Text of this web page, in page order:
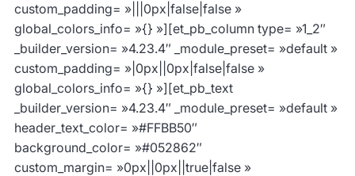
custom_padding= »|||0px|false|false »
global_colors_info= »{} »][et_pb_column type= »1_2″
_builder_version= »4.23.4″ _module_preset= »default »
custom_padding= »|0px||0px|false|false »
global_colors_info= »{} »][et_pb_text
_builder_version= »4.23.4″ _module_preset= »default »
header_text_color= »#FFBB50″
background_color= »#052862″
custom_margin= »0px||0px||true|false »